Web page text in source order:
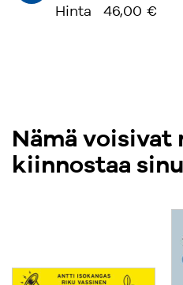
käytännön kysymyksiin.”
Hinta 46,00 €
Nämä voisivat
kiinnostaa